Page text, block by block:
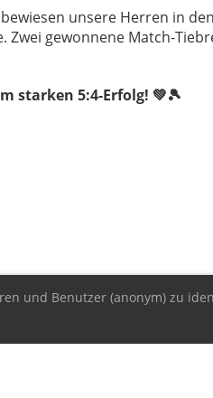
und Benutzer (anonym) zu
unsere Herren in
Zwei gewonnene Match-
starken 5:4-Erfolg! 💚🎾